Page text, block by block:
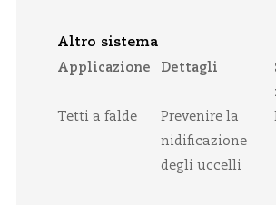
Altro sistema
Applicazione Dettagli
Tetti a falde
Prevenire la
nidificazione
degli uccelli